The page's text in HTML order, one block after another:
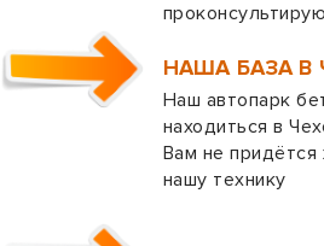
НАША БАЗА В
Наш автопарк
находиться в
Вам не
нашу технику